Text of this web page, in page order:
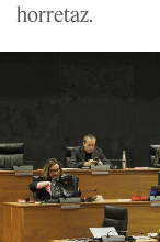
horretaz.